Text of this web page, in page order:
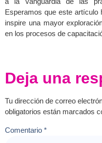
Esperamos que este
inspire una mayor
en los procesos de
Deja una
Tu dirección de correo
obligatorios están marcados
Comentario *